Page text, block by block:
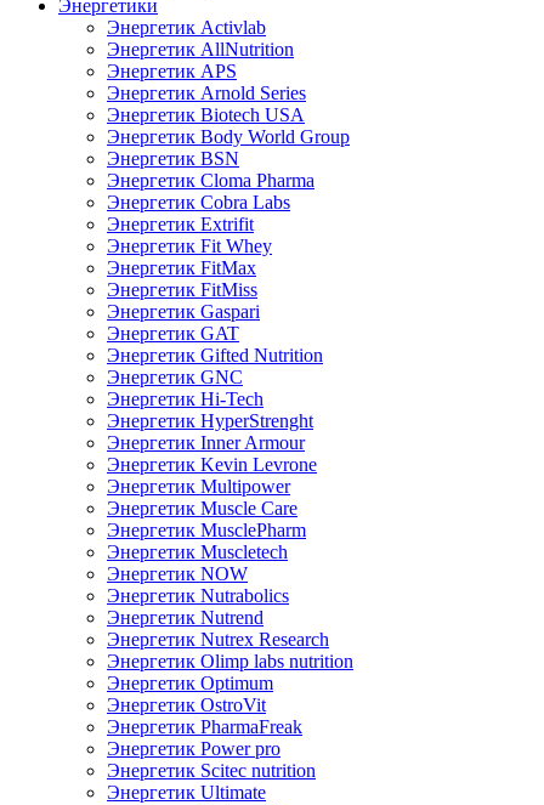
Энергетики
Энергетик Activlab
Энергетик AllNutrition
Энергетик APS
Энергетик Arnold Series
Энергетик Biotech USA
Энергетик Body World Group
Энергетик BSN
Энергетик Cloma Pharma
Энергетик Cobra Labs
Энергетик Extrifit
Энергетик Fit Whey
Энергетик FitMax
Энергетик FitMiss
Энергетик Gaspari
Энергетик GAT
Энергетик Gifted Nutrition
Энергетик GNC
Энергетик Hi-Tech
Энергетик HyperStrenght
Энергетик Inner Armour
Энергетик Kevin Levrone
Энергетик Multipower
Энергетик Muscle Care
Энергетик MusclePharm
Энергетик Muscletech
Энергетик NOW
Энергетик Nutrabolics
Энергетик Nutrend
Энергетик Nutrex Research
Энергетик Olimp labs nutrition
Энергетик Optimum
Энергетик OstroVit
Энергетик PharmaFreak
Энергетик Power pro
Энергетик Scitec nutrition
Энергетик Ultimate